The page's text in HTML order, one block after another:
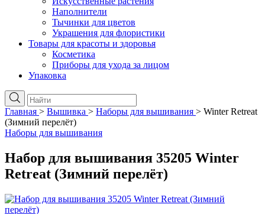
Наполнители
Тычинки для цветов
Украшения для флористики
Товары для красоты и здоровья
Косметика
Приборы для ухода за лицом
Упаковка
Главная > Вышивка > Наборы для вышивания > Winter Retreat
(Зимний перелёт)
Наборы для вышивания
Набор для вышивания 35205 Winter
Retreat (Зимний перелёт)